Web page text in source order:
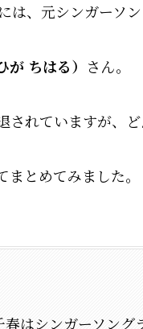
、元シンガーソ
が ちはる） さん。
されていますが、
とめてみました。
春はシンガーソング